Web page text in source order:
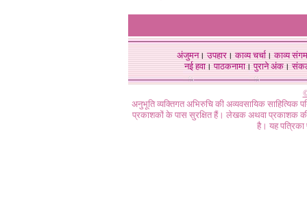
अंजुमन।उपहार।काव्य चर्चा।काव्य संगम
नई हवा। पाठकनामा। पुराने अंक।
अनुभूति व्यक्तिगत अभिरुचि की अव्यवसायिक
प्रकाशकों के पास सुरक्षित हैं। लेखक अथवा प्रकाशक की
है। यह पत्रिका